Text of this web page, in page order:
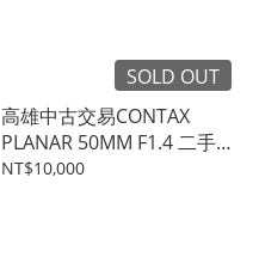
SOLD OUT
高雄中古交易CONTAX
PLANAR 50MM F1.4 二手
鏡頭 中古鏡頭 手動鏡
NT$10,000